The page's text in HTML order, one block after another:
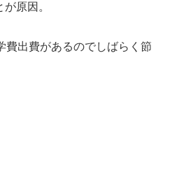
原因。
費出費があるのでしばらく節